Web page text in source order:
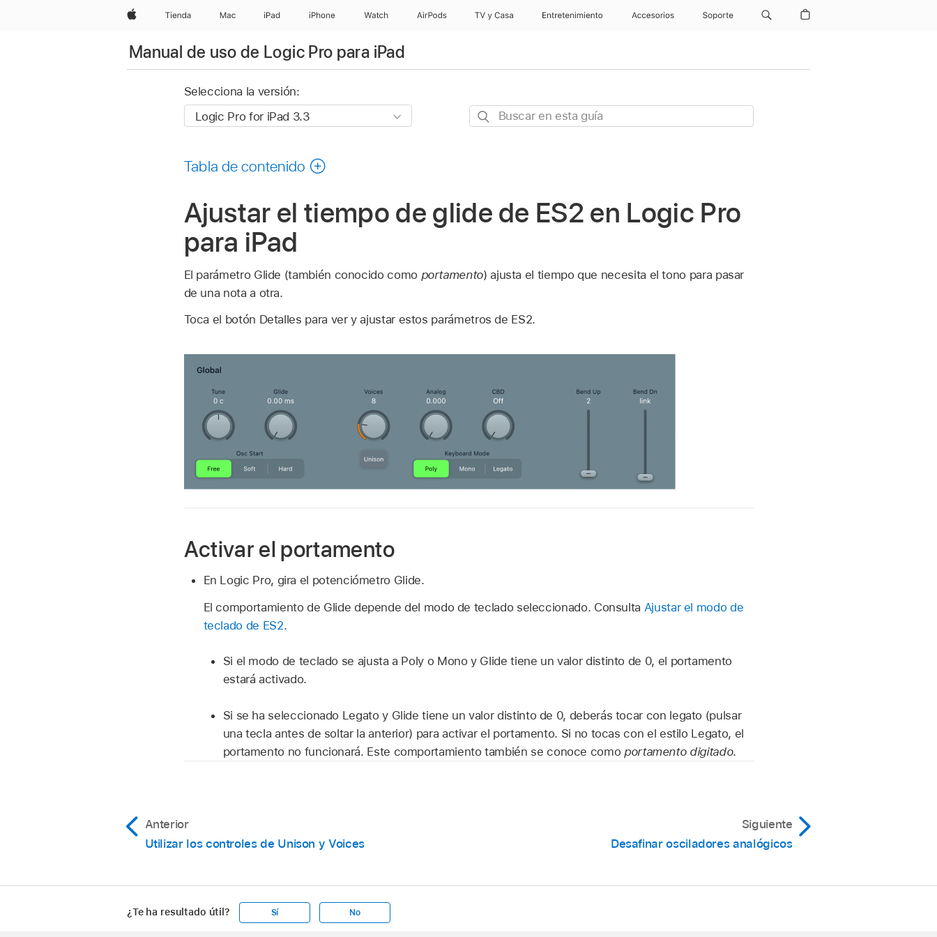
AppleTienda Mac iPad iPhone Watch AirPods TV y Casa Entretenimiento Accesorios Soporte
Manual de uso de Logic Pro para iPad
Selecciona la versión:
Buscar
Tabla de contenido
Ajustar el tiempo de glide de ES2 en Logic Pro
para iPad
El parámetro Glide (también conocido como portamento) ajusta el tiempo que necesita el tono para pasar
de una nota a otra.
Toca el botón Detalles para ver y ajustar estos parámetros de ES2.
Activar el portamento
En Logic Pro, gira el potenciómetro Glide.
El comportamiento de Glide depende del modo de teclado seleccionado. Consulta Ajustar el modo de
teclado de ES2.
Si el modo de teclado se ajusta a Poly o Mono y Glide tiene un valor distinto de 0, el portamento
estará activado.
Si se ha seleccionado Legato y Glide tiene un valor distinto de 0, deberás tocar con legato (pulsar
una tecla antes de soltar la anterior) para activar el portamento. Si no tocas con el estilo Legato, el
portamento no funcionará. Este comportamiento también se conoce como portamento digitado.
Anterior
Utilizar los controles de Unison y Voices
Siguiente
Desafinar osciladores analógicos
¿Te ha resultado útil? Sí No